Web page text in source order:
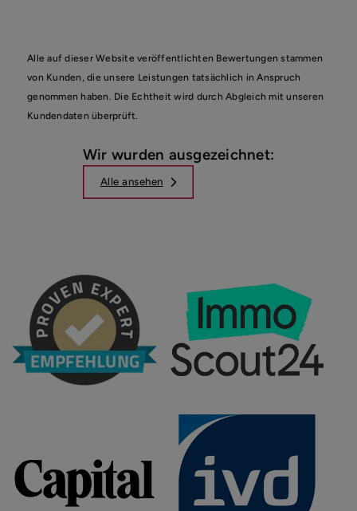
Alle auf dieser Website veröffentlichten Bewertungen stammen
von Kunden, die unsere Leistungen tatsächlich in Anspruch
genommen haben. Die Echtheit wird durch Abgleich mit unseren
Kundendaten überprüft.
Wir wurden ausgezeichnet:
Alle ansehen